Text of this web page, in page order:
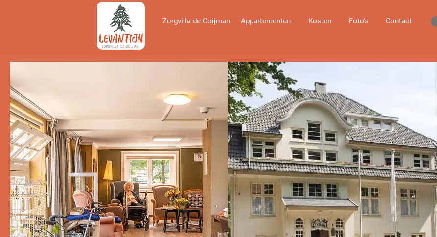
Zorgvilla de Ooijman Appartementen Kosten Foto's Contact